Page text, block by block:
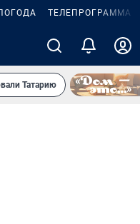
ТЕЛЕПРОГРАММА
Татарию